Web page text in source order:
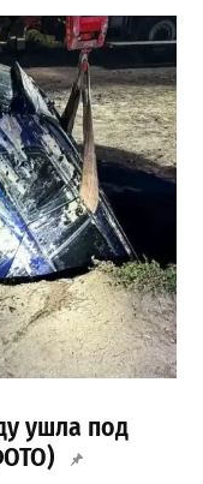
ушла под